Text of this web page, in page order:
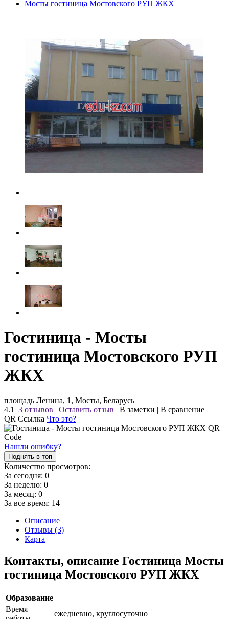
Мосты гостиница Мостовского РУП ЖКХ
Гостиница - Мосты
гостиница Мостовского РУП
ЖКХ
площадь Ленина, 1, Мосты, Беларусь
4.1
3 отзывов | Оставить отзыв | В заметки | В сравнение
QR Ссылка Что это?
Нашли ошибку?
Поднять в топ
Количество просмотров:
За сегодня: 0
За неделю: 0
За месяц: 0
За все время: 14
Описание
Отзывы (3)
Карта
Контакты, описание Гостиница Мосты
гостиница Мостовского РУП ЖКХ
Образование
Время
ежедневно, круглосуточно